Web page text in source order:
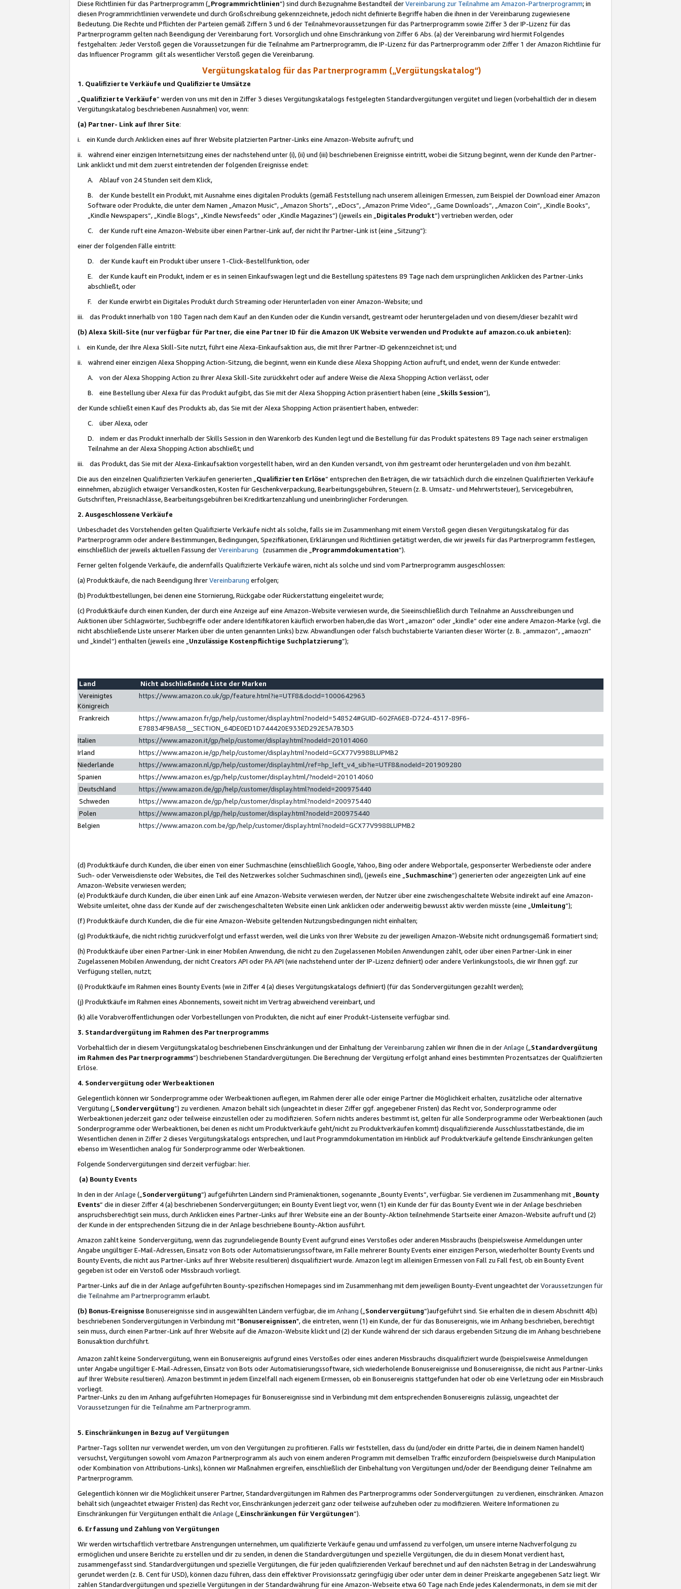
Diese Richtlinien für das Partnerprogramm („Programmrichtlinien“) sind durch Bezugnahme Bestandteil derVereinbarung zur Teilnahme am Amazon-Partnerprogramm; in
diesen Programmrichtlinien verwendete und durch Großschreibung gekennzeichnete, jedoch nicht definierte Begriffe haben die ihnen in der Vereinbarung zugewiesene
Bedeutung. Die Rechte und Pflichten der Parteien gemäß Ziffern 3 und 6 der Teilnahmevoraussetzungen für das Partnerprogramm sowie Ziffer 3 der IP-Lizenz für das
Partnerprogramm gelten nach Beendigung der Vereinbarung fort. Vorsorglich und ohne Einschränkung von Ziffer 6 Abs. (a) der Vereinbarung wird hiermit Folgendes
festgehalten: Jeder Verstoß gegen die Voraussetzungen für die Teilnahme am Partnerprogramm, die IP-Lizenz für das Partnerprogramm oder Ziffer 1 der Amazon Richtlinie für
das Influencer Programm gilt als wesentlicher Verstoß gegen die Vereinbarung.
Vergütungskatalog für das Partnerprogramm („Vergütungskatalog“)
1. Qualifizierte Verkäufe und Qualifizierte Umsätze
Qualifizierte Verkäufe“ werden von uns mit den in Ziffer 3 dieses Vergütungskatalogs festgelegten Standardvergütungen vergütet und liegen (vorbehaltlich der in diesem
Vergütungskatalog beschriebenen Ausnahmen) vor, wenn:
(a) Partner- Link auf Ihrer Site:
i. ein Kunde durch Anklicken eines auf Ihrer Website platzierten Partner-Links eine Amazon-Website aufruft; und
ii. während einer einzigen Internetsitzung eines der nachstehend unter (i), (ii) und (iii) beschriebenen Ereignisse eintritt, wobei die Sitzung beginnt, wenn der Kunde den Partner-
Link anklickt und mit dem zuerst eintretenden der folgenden Ereignisse endet:
A. Ablauf von 24 Stunden seit dem Klick,
B. der Kunde bestellt ein Produkt, mit Ausnahme eines digitalen Produkts (gemäß Feststellung nach unserem alleinigen Ermessen, zum Beispiel der Download einer Amazon
Software oder Produkte, die unter dem Namen „Amazon Music“, „Amazon Shorts“, „eDocs“, „Amazon Prime Video“, „Game Downloads“, „Amazon Coin“, „Kindle Books“,
„Kindle Newspapers“, „Kindle Blogs“, „Kindle Newsfeeds“ oder „Kindle Magazines“) (jeweils ein „ Digitales Produkt“) vertrieben werden, oder
C. der Kunde ruft eine Amazon-Website über einen Partner-Link auf, der nicht Ihr Partner-Link ist (eine „Sitzung“):
einer der folgenden Fälle eintritt:
D. der Kunde kauft ein Produkt über unsere 1-Click-Bestellfunktion, oder
E. der Kunde kauft ein Produkt, indem er es in seinen Einkaufswagen legt und die Bestellung spätestens 89 Tage nach dem ursprünglichen Anklicken des Partner-Links
abschließt, oder
F. der Kunde erwirbt ein Digitales Produkt durch Streaming oder Herunterladen von einer Amazon-Website; und
iii. das Produkt innerhalb von 180 Tagen nach dem Kauf an den Kunden oder die Kundin versandt, gestreamt oder heruntergeladen und von diesem/dieser bezahlt wird
(b) Alexa Skill-Site (nur verfügbar für Partner, die eine Partner ID für die Amazon UK Website verwenden und Produkte auf amazon.co.uk anbieten):
i. ein Kunde, der Ihre Alexa Skill-Site nutzt, führt eine Alexa-Einkaufsaktion aus, die mit Ihrer Partner-ID gekennzeichnet ist; und
ii. während einer einzigen Alexa Shopping Action-Sitzung, die beginnt, wenn ein Kunde diese Alexa Shopping Action aufruft, und endet, wenn der Kunde entweder:
A. von der Alexa Shopping Action zu Ihrer Alexa Skill-Site zurückkehrt oder auf andere Weise die Alexa Shopping Action verlässt, oder
B. eine Bestellung über Alexa für das Produkt aufgibt, das Sie mit der Alexa Shopping Action präsentiert haben (eine „ Skills Session“),
der Kunde schließt einen Kauf des Produkts ab, das Sie mit der Alexa Shopping Action präsentiert haben, entweder:
C. über Alexa, oder
D. indem er das Produkt innerhalb der Skills Session in den Warenkorb des Kunden legt und die Bestellung für das Produkt spätestens 89 Tage nach seiner erstmaligen
Teilnahme an der Alexa Shopping Action abschließt; und
iii. das Produkt, das Sie mit der Alexa-Einkaufsaktion vorgestellt haben, wird an den Kunden versandt, von ihm gestreamt oder heruntergeladen und von ihm bezahlt.
Die aus den einzelnen Qualifizierten Verkäufen generierten „ Qualifizierten Erlöse“ entsprechen den Beträgen, die wir tatsächlich durch die einzelnen Qualifizierten Verkäufe
einnehmen, abzüglich etwaiger Versandkosten, Kosten für Geschenkverpackung, Bearbeitungsgebühren, Steuern (z. B. Umsatz- und Mehrwertsteuer), Servicegebühren,
Gutschriften, Preisnachlässe, Bearbeitungsgebühren bei Kreditkartenzahlung und uneinbringlicher Forderungen.
2. Ausgeschlossene Verkäufe
Unbeschadet des Vorstehenden gelten Qualifizierte Verkäufe nicht als solche, falls sie im Zusammenhang mit einem Verstoß gegen diesen Vergütungskatalog für das
Partnerprogramm oder andere Bestimmungen, Bedingungen, Spezifikationen, Erklärungen und Richtlinien getätigt werden, die wir jeweils für das Partnerprogramm festlegen,
einschließlich der jeweils aktuellen Fassung derVereinbarung (zusammen die „ Programmdokumentation“).
Ferner gelten folgende Verkäufe, die andernfalls Qualifizierte Verkäufe wären, nicht als solche und sind vom Partnerprogramm ausgeschlossen:
(a) Produktkäufe, die nach Beendigung IhrerVereinbarung erfolgen;
(b) Produktbestellungen, bei denen eine Stornierung, Rückgabe oder Rückerstattung eingeleitet wurde;
(c) Produktkäufe durch einen Kunden, der durch eine Anzeige auf eine Amazon-Website verwiesen wurde, die Sieeinschließlich durch Teilnahme an Ausschreibungen und
Auktionen über Schlagwörter, Suchbegriffe oder andere Identifikatoren käuflich erworben haben,die das Wort „amazon“ oder „kindle“ oder eine andere Amazon-Marke (vgl. die
nicht abschließende Liste unserer Marken über die unten genannten Links) bzw. Abwandlungen oder falsch buchstabierte Varianten dieser Wörter (z. B. „ammazon“, „amaozn“
und „kindel“) enthalten (jeweils eine „ Unzulässige Kostenpflichtige Suchplatzierung”);
Land
Nicht abschließende Liste der Marken
Vereinigtes
Königreich
https://www.amazon.co.uk/gp/feature.html?ie=UTF8&docId=1000642963
Frankreich
https://www.amazon.fr/gp/help/customer/display.html?nodeId=548524#GUID-602FA6E8-D724-4317-89F6-
E78834F9BA58__SECTION_64DE0ED1D744420E933ED292E5A7B3D3
Italien
https://www.amazon.it/gp/help/customer/display.html?nodeId=201014060
Irland
https://www.amazon.ie/gp/help/customer/display.html?nodeId=GCX77V9988LUPMB2
Niederlande
https://www.amazon.nl/gp/help/customer/display.html/ref=hp_left_v4_sib?ie=UTF8&nodeId=201909280
Spanien
https://www.amazon.es/gp/help/customer/display.html/?nodeId=201014060
Deutschland
https://www.amazon.de/gp/help/customer/display.html?nodeId=200975440
Schweden
https://www.amazon.de/gp/help/customer/display.html?nodeId=200975440
Polen
https://www.amazon.pl/gp/help/customer/display.html?nodeId=200975440
Belgien
https://www.amazon.com.be/gp/help/customer/display.html?nodeId=GCX77V9988LUPMB2
(d) Produktkäufe durch Kunden, die über einen von einer Suchmaschine (einschließlich Google, Yahoo, Bing oder andere Webportale, gesponserter Werbedienste oder andere
Such- oder Verweisdienste oder Websites, die Teil des Netzwerkes solcher Suchmaschinen sind), (jeweils eine „ Suchmaschine“) generierten oder angezeigten Link auf eine
Amazon-Website verwiesen werden;
(e) Produktkäufe durch Kunden, die über einen Link auf eine Amazon-Website verwiesen werden, der Nutzer über eine zwischengeschaltete Website indirekt auf eine Amazon-
Website umleitet, ohne dass der Kunde auf der zwischengeschalteten Website einen Link anklicken oder anderweitig bewusst aktiv werden müsste (eine „ Umleitung“);
(f) Produktkäufe durch Kunden, die die für eine Amazon-Website geltenden Nutzungsbedingungen nicht einhalten;
(g) Produktkäufe, die nicht richtig zurückverfolgt und erfasst werden, weil die Links von Ihrer Website zu der jeweiligen Amazon-Website nicht ordnungsgemäß formatiert sind;
(h) Produktkäufe über einen Partner-Link in einer Mobilen Anwendung, die nicht zu den Zugelassenen Mobilen Anwendungen zählt, oder über einen Partner-Link in einer
Zugelassenen Mobilen Anwendung, der nicht Creators API oder PA API (wie nachstehend unter der IP-Lizenz definiert) oder andere Verlinkungstools, die wir Ihnen ggf. zur
Verfügung stellen, nutzt;
(i) Produktkäufe im Rahmen eines Bounty Events (wie in Ziffer 4 (a) dieses Vergütungskatalogs definiert) (für das Sondervergütungen gezahlt werden);
(j) Produktkäufe im Rahmen eines Abonnements, soweit nicht im Vertrag abweichend vereinbart, und
(k) alle Vorabveröffentlichungen oder Vorbestellungen von Produkten, die nicht auf einer Produkt-Listenseite verfügbar sind.
3. Standardvergütung im Rahmen des Partnerprogramms
Vorbehaltlich der in diesem Vergütungskatalog beschriebenen Einschränkungen und der Einhaltung derVereinbarung zahlen wir Ihnen die in derAnlage („ Standardvergütung
im Rahmen des Partnerprogramms“) beschriebenen Standardvergütungen. Die Berechnung der Vergütung erfolgt anhand eines bestimmten Prozentsatzes der Qualifizierten
Erlöse.
4. Sondervergütung oder Werbeaktionen
Gelegentlich können wir Sonderprogramme oder Werbeaktionen auflegen, im Rahmen derer alle oder einige Partner die Möglichkeit erhalten, zusätzliche oder alternative
Vergütung („ Sondervergütung”) zu verdienen. Amazon behält sich (ungeachtet in dieser Ziffer ggf. angegebener Fristen) das Recht vor, Sonderprogramme oder
Werbeaktionen jederzeit ganz oder teilweise einzustellen oder zu modifizieren. Sofern nichts anderes bestimmt ist, gelten für alle Sonderprogramme oder Werbeaktionen (auch
Sonderprogramme oder Werbeaktionen, bei denen es nicht um Produktverkäufe geht/nicht zu Produktverkäufen kommt) disqualifizierende Ausschlusstatbestände, die im
Wesentlichen denen in Ziffer 2 dieses Vergütungskatalogs entsprechen, und laut Programmdokumentation im Hinblick auf Produktverkäufe geltende Einschränkungen gelten
ebenso im Wesentlichen analog für Sonderprogramme oder Werbeaktionen.
Folgende Sondervergütungen sind derzeit verfügbar: hier.
(a) Bounty Events
In den in derAnlage („ Sondervergütung“) aufgeführten Ländern sind Prämienaktionen, sogenannte „Bounty Events“, verfügbar. Sie verdienen im Zusammenhang mit „ Bounty
Events“ die in dieser Ziffer 4 (a) beschriebenen Sondervergütungen; ein Bounty Event liegt vor, wenn (1) ein Kunde der für das Bounty Event wie in der Anlage beschrieben
anspruchsberechtigt sein muss, durch Anklicken eines Partner-Links auf Ihrer Website eine an der Bounty-Aktion teilnehmende Startseite einer Amazon-Website aufruft und (2)
der Kunde in der entsprechenden Sitzung die in der Anlage beschriebene Bounty-Aktion ausführt.
Amazon zahlt keine Sondervergütung, wenn das zugrundeliegende Bounty Event aufgrund eines Verstoßes oder anderen Missbrauchs (beispielsweise Anmeldungen unter
Angabe ungültiger E-Mail-Adressen, Einsatz von Bots oder Automatisierungssoftware, im Falle mehrerer Bounty Events einer einzigen Person, wiederholter Bounty Events und
Bounty Events, die nicht aus Partner-Links auf Ihrer Website resultieren) disqualifiziert wurde. Amazon legt im alleinigen Ermessen von Fall zu Fall fest, ob ein Bounty Event
gegeben ist oder ein Verstoß oder Missbrauch vorliegt.
Partner-Links auf die in der Anlage aufgeführten Bounty-spezifischen Homepages sind im Zusammenhang mit dem jeweiligen Bounty-Event ungeachtet derVoraussetzungen für
die Teilnahme am Partnerprogramm erlaubt.
(b) Bonus-Ereignisse Bonusereignisse sind in ausgewählten Ländern verfügbar, die im Anhang („ Sondervergütung“)aufgeführt sind. Sie erhalten die in diesem Abschnitt 4(b)
beschriebenen Sondervergütungen in Verbindung mit "Bonusereignissen", die eintreten, wenn (1) ein Kunde, der für das Bonusereignis, wie im Anhang beschrieben, berechtigt
sein muss, durch einen Partner-Link auf Ihrer Website auf die Amazon-Website klickt und (2) der Kunde während der sich daraus ergebenden Sitzung die im Anhang beschriebene
Bonusaktion durchführt.
Amazon zahlt keine Sondervergütung, wenn ein Bonusereignis aufgrund eines Verstoßes oder eines anderen Missbrauchs disqualifiziert wurde (beispielsweise Anmeldungen
unter Angabe ungültiger E-Mail-Adressen, Einsatz von Bots oder Automatisierungssoftware, sich wiederholende Bonusereignisse und Bonusereignisse, die nicht aus Partner-Links
auf Ihrer Website resultieren). Amazon bestimmt in jedem Einzelfall nach eigenem Ermessen, ob ein Bonusereignis stattgefunden hat oder ob eine Verletzung oder ein Missbrauch
vorliegt.
Partner-Links zu den im Anhang aufgeführten Homepages für Bonusereignisse sind in Verbindung mit dem entsprechenden Bonusereignis zulässig, ungeachtet der
Voraussetzungen für die Teilnahme am Partnerprogramm.
5. Einschränkungen in Bezug auf Vergütungen
Partner-Tags sollten nur verwendet werden, um von den Vergütungen zu profitieren. Falls wir feststellen, dass du (und/oder ein dritte Partei, die in deinem Namen handelt)
versuchst, Vergütungen sowohl vom Amazon Partnerprogramm als auch von einem anderen Programm mit demselben Traffic einzufordern (beispielsweise durch Manipulation
oder Kombination von Attributions-Links), können wir Maßnahmen ergreifen, einschließlich der Einbehaltung von Vergütungen und/oder der Beendigung deiner Teilnahme am
Partnerprogramm.
Gelegentlich können wir die Möglichkeit unserer Partner, Standardvergütungen im Rahmen des Partnerprogramms oder Sondervergütungen zu verdienen, einschränken. Amazon
behält sich (ungeachtet etwaiger Fristen) das Recht vor, Einschränkungen jederzeit ganz oder teilweise aufzuheben oder zu modifizieren. Weitere Informationen zu
Einschränkungen für Vergütungen enthält die Anlage („ Einschränkungen für Vergütungen“).
6. Erfassung und Zahlung von Vergütungen
Wir werden wirtschaftlich vertretbare Anstrengungen unternehmen, um qualifizierte Verkäufe genau und umfassend zu verfolgen, um unsere interne Nachverfolgung zu
ermöglichen und unsere Berichte zu erstellen und dir zu senden, in denen die Standardvergütungen und spezielle Vergütungen, die du in diesem Monat verdient hast,
zusammengefasst sind. Standardvergütungen und spezielle Vergütungen, die für jeden qualifizierenden Verkauf berechnet und auf den nächsten Betrag in der Landeswährung
gerundet werden (z. B. Cent für USD), können dazu führen, dass dein effektiver Provisionssatz geringfügig über oder unter dem in deiner Preiskarte angegebenen Satz liegt. Wir
zahlen Standardvergütungen und spezielle Vergütungen in der Standardwährung für eine Amazon-Webseite etwa 60 Tage nach Ende jedes Kalendermonats, in dem sie mit der